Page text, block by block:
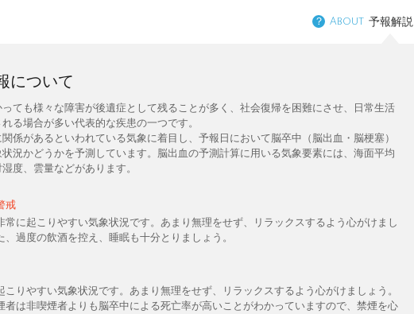
？ About 予報解説
について
ても様々な障害が後遺症として残ることが多く、社会復帰を困難にさせ、日常生活
る場合が多い代表的な疾患の一つです。
係があるといわれている気象に着目し、予報日において脳卒中（脳出血・脳梗塞）
況かどうかを予測しています。脳出血の予測計算に用いる気象要素には、海面平均
度、雲量などがあります。
戒
常に起こりやすい気象状況です。あまり無理をせず、リラックスするよう心がけまし
、過度の飲酒を控え、睡眠も十分とりましょう。
こりやすい気象状況です。あまり無理をせず、リラックスするよう心がけましょう。
者は非喫煙者よりも脳卒中による死亡率が高いことがわかっていますので、禁煙を心